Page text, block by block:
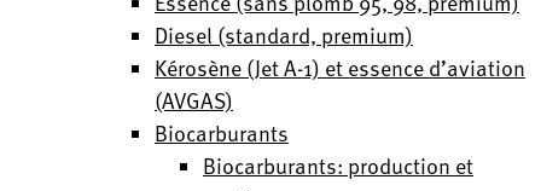
Diesel (standard, premium)
Kérosène (Jet A-1) et essence d’aviation
(AVGAS)
Biocarburants
Biocarburants: production et